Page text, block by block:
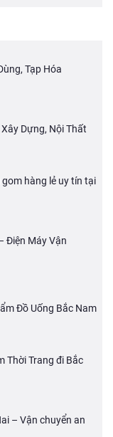
Tạp Hóa
Dựng, Nội Thất
hàng lẻ uy tín tại
Điện Máy Vận
Đồ Uống Bắc Nam
Thời Trang đi Bắc
– Vận chuyển an